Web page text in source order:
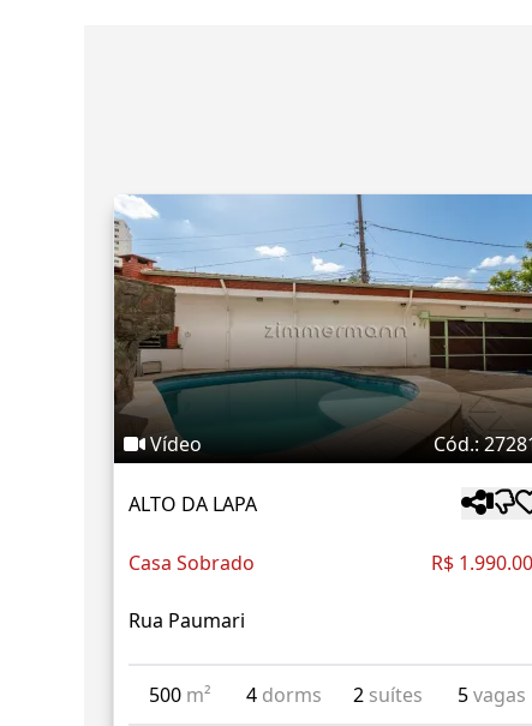
Vídeo Cód.:
ALTO DA LAPA
Casa Sobrado R$
Rua Paumari
500 m² 4 dorms 2 suítes 5vagas